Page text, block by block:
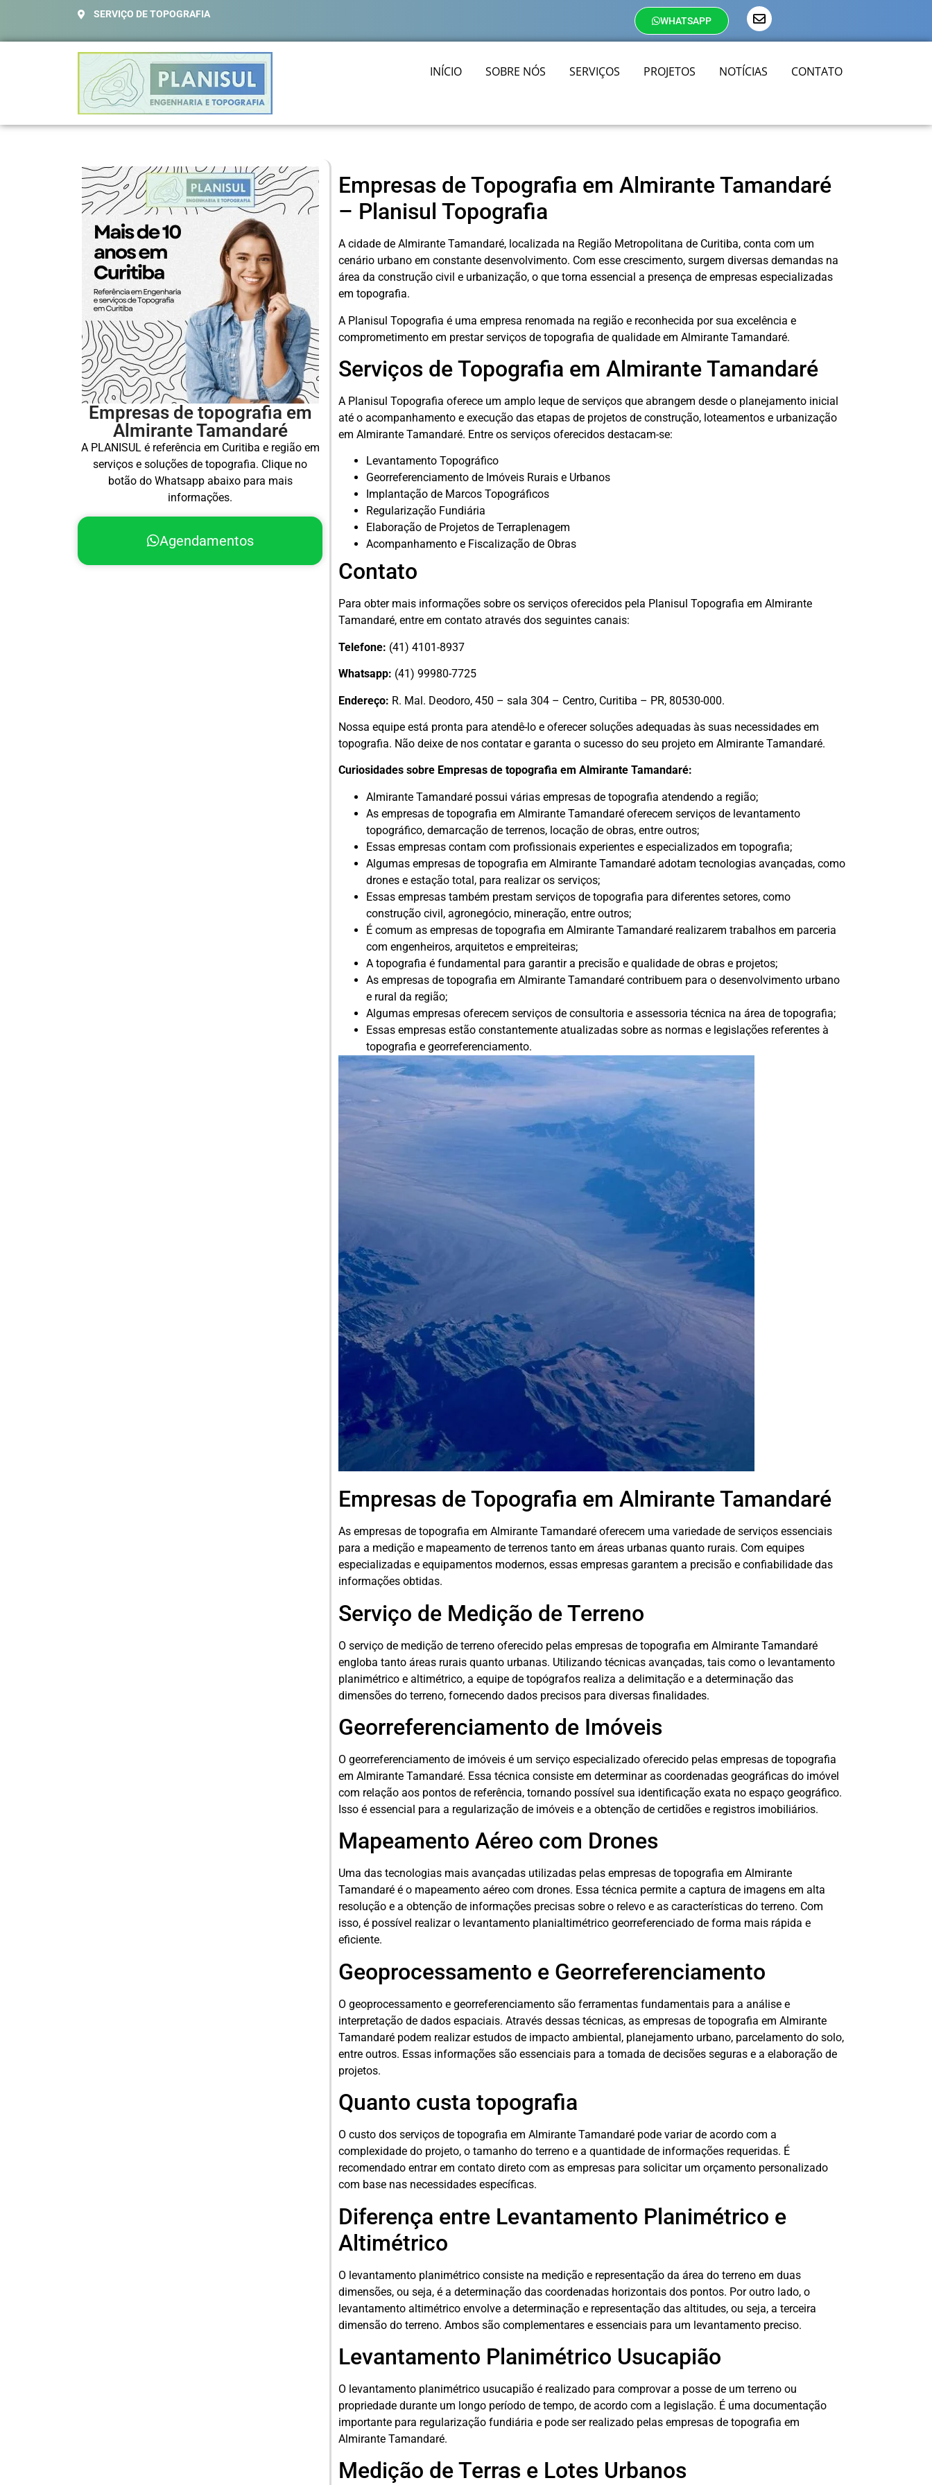
SERVIÇO DE TOPOGRAFIA
WHATSAPP
INÍCIO SOBRE NÓS SERVIÇOS PROJETOS NOTÍCIAS CONTATO
Empresas de topografia em
Almirante Tamandaré
A PLANISUL é referência em Curitiba e região em
serviços e soluções de topografia. Clique no
botão do Whatsapp abaixo para mais
informações.
Agendamentos
Empresas de Topografia em Almirante Tamandaré
– Planisul Topografia
A cidade de Almirante Tamandaré, localizada na Região Metropolitana de Curitiba, conta com um
cenário urbano em constante desenvolvimento. Com esse crescimento, surgem diversas demandas na
área da construção civil e urbanização, o que torna essencial a presença de empresas especializadas
em topografia.
A Planisul Topografia é uma empresa renomada na região e reconhecida por sua excelência e
comprometimento em prestar serviços de topografia de qualidade em Almirante Tamandaré.
Serviços de Topografia em Almirante Tamandaré
A Planisul Topografia oferece um amplo leque de serviços que abrangem desde o planejamento inicial
até o acompanhamento e execução das etapas de projetos de construção, loteamentos e urbanização
em Almirante Tamandaré. Entre os serviços oferecidos destacam-se:
Levantamento Topográfico
Georreferenciamento de Imóveis Rurais e Urbanos
Implantação de Marcos Topográficos
Regularização Fundiária
Elaboração de Projetos de Terraplenagem
Acompanhamento e Fiscalização de Obras
Contato
Para obter mais informações sobre os serviços oferecidos pela Planisul Topografia em Almirante
Tamandaré, entre em contato através dos seguintes canais:
Telefone: (41) 4101-8937
Whatsapp: (41) 99980-7725
Endereço: R. Mal. Deodoro, 450 – sala 304 – Centro, Curitiba – PR, 80530-000.
Nossa equipe está pronta para atendê-lo e oferecer soluções adequadas às suas necessidades em
topografia. Não deixe de nos contatar e garanta o sucesso do seu projeto em Almirante Tamandaré.
Curiosidades sobre Empresas de topografia em Almirante Tamandaré:
Almirante Tamandaré possui várias empresas de topografia atendendo a região;
As empresas de topografia em Almirante Tamandaré oferecem serviços de levantamento
topográfico, demarcação de terrenos, locação de obras, entre outros;
Essas empresas contam com profissionais experientes e especializados em topografia;
Algumas empresas de topografia em Almirante Tamandaré adotam tecnologias avançadas, como
drones e estação total, para realizar os serviços;
Essas empresas também prestam serviços de topografia para diferentes setores, como
construção civil, agronegócio, mineração, entre outros;
É comum as empresas de topografia em Almirante Tamandaré realizarem trabalhos em parceria
com engenheiros, arquitetos e empreiteiras;
A topografia é fundamental para garantir a precisão e qualidade de obras e projetos;
As empresas de topografia em Almirante Tamandaré contribuem para o desenvolvimento urbano
e rural da região;
Algumas empresas oferecem serviços de consultoria e assessoria técnica na área de topografia;
Essas empresas estão constantemente atualizadas sobre as normas e legislações referentes à
topografia e georreferenciamento.
Empresas de Topografia em Almirante Tamandaré
As empresas de topografia em Almirante Tamandaré oferecem uma variedade de serviços essenciais
para a medição e mapeamento de terrenos tanto em áreas urbanas quanto rurais. Com equipes
especializadas e equipamentos modernos, essas empresas garantem a precisão e confiabilidade das
informações obtidas.
Serviço de Medição de Terreno
O serviço de medição de terreno oferecido pelas empresas de topografia em Almirante Tamandaré
engloba tanto áreas rurais quanto urbanas. Utilizando técnicas avançadas, tais como o levantamento
planimétrico e altimétrico, a equipe de topógrafos realiza a delimitação e a determinação das
dimensões do terreno, fornecendo dados precisos para diversas finalidades.
Georreferenciamento de Imóveis
O georreferenciamento de imóveis é um serviço especializado oferecido pelas empresas de topografia
em Almirante Tamandaré. Essa técnica consiste em determinar as coordenadas geográficas do imóvel
com relação aos pontos de referência, tornando possível sua identificação exata no espaço geográfico.
Isso é essencial para a regularização de imóveis e a obtenção de certidões e registros imobiliários.
Mapeamento Aéreo com Drones
Uma das tecnologias mais avançadas utilizadas pelas empresas de topografia em Almirante
Tamandaré é o mapeamento aéreo com drones. Essa técnica permite a captura de imagens em alta
resolução e a obtenção de informações precisas sobre o relevo e as características do terreno. Com
isso, é possível realizar o levantamento planialtimétrico georreferenciado de forma mais rápida e
eficiente.
Geoprocessamento e Georreferenciamento
O geoprocessamento e georreferenciamento são ferramentas fundamentais para a análise e
interpretação de dados espaciais. Através dessas técnicas, as empresas de topografia em Almirante
Tamandaré podem realizar estudos de impacto ambiental, planejamento urbano, parcelamento do solo,
entre outros. Essas informações são essenciais para a tomada de decisões seguras e a elaboração de
projetos.
Quanto custa topografia
O custo dos serviços de topografia em Almirante Tamandaré pode variar de acordo com a
complexidade do projeto, o tamanho do terreno e a quantidade de informações requeridas. É
recomendado entrar em contato direto com as empresas para solicitar um orçamento personalizado
com base nas necessidades específicas.
Diferença entre Levantamento Planimétrico e
Altimétrico
O levantamento planimétrico consiste na medição e representação da área do terreno em duas
dimensões, ou seja, é a determinação das coordenadas horizontais dos pontos. Por outro lado, o
levantamento altimétrico envolve a determinação e representação das altitudes, ou seja, a terceira
dimensão do terreno. Ambos são complementares e essenciais para um levantamento preciso.
Levantamento Planimétrico Usucapião
O levantamento planimétrico usucapião é realizado para comprovar a posse de um terreno ou
propriedade durante um longo período de tempo, de acordo com a legislação. É uma documentação
importante para regularização fundiária e pode ser realizado pelas empresas de topografia em
Almirante Tamandaré.
Medição de Terras e Lotes Urbanos